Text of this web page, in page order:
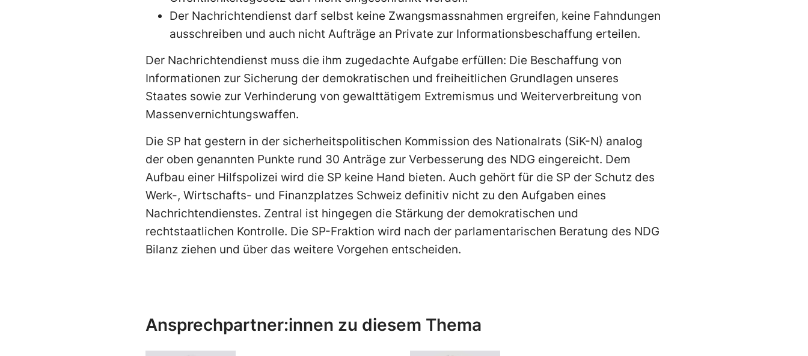
Der Nachrichtendienst darf selbst keine Zwangsmassnahmen ergreifen, keine Fahndungen
ausschreiben und auch nicht Aufträge an Private zur Informationsbeschaffung erteilen.
Der Nachrichtendienst muss die ihm zugedachte Aufgabe erfüllen: Die Beschaffung von
Informationen zur Sicherung der demokratischen und freiheitlichen Grundlagen unseres
Staates sowie zur Verhinderung von gewalttätigem Extremismus und Weiterverbreitung von
Massenvernichtungswaffen.
Die SP hat gestern in der sicherheitspolitischen Kommission des Nationalrats (SiK-N) analog
der oben genannten Punkte rund 30 Anträge zur Verbesserung des NDG eingereicht. Dem
Aufbau einer Hilfspolizei wird die SP keine Hand bieten. Auch gehört für die SP der Schutz des
Werk-, Wirtschafts- und Finanzplatzes Schweiz definitiv nicht zu den Aufgaben eines
Nachrichtendienstes. Zentral ist hingegen die Stärkung der demokratischen und
rechtstaatlichen Kontrolle. Die SP-Fraktion wird nach der parlamentarischen Beratung des NDG
Bilanz ziehen und über das weitere Vorgehen entscheiden.
Ansprechpartner:innen zu diesem Thema